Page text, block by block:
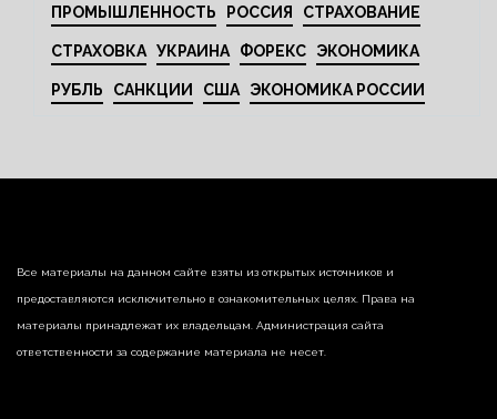
ПРОМЫШЛЕННОСТЬ РОССИЯ СТРАХОВАНИЕ
СТРАХОВКА УКРАИНА ФОРЕКС ЭКОНОМИКА
РУБЛЬ САНКЦИИ США ЭКОНОМИКА РОССИИ
Все материалы на данном сайте взяты из открытых источников и
предоставляются исключительно в ознакомительных целях. Права на
материалы принадлежат их владельцам. Администрация сайта
ответственности за содержание материала не несет.